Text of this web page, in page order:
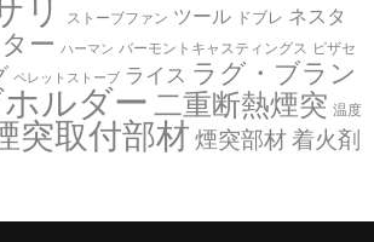
アクセサリー
炉台・炉壁
遮熱板
リ
ストーブファン ツール ドブレ ネスタ
ー ハーマン バーモントキャスティングス ピザセ
ペレットストーブ ライス ラグ・ブラン
ルダー 二重断熱煙突 温度
突取付部材 煙突部材着火剤